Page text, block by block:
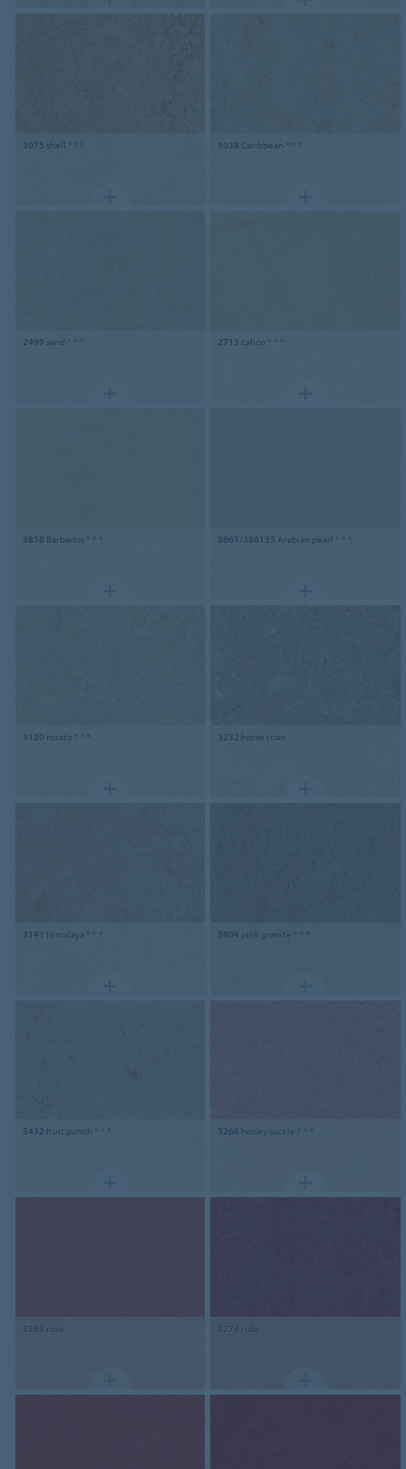
3075 shell * * * 3038 Caribbean * * *
2499 sand * * * 2713 calico * * *
3858 Barbados * * * 3861/386135 Arabian pearl * * *
3120 rosato * * * 3232 horse roan
3141 Himalaya * * * 5804 pink granite * * *
3432 fruit punch * * * 3268 honey suckle * * *
3263 rose 3273 ruby